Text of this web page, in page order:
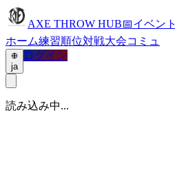
AXE THROW HUB📅イベント
ホーム練習順位対戦大会コミュ
ja
ログイン
読み込み中...